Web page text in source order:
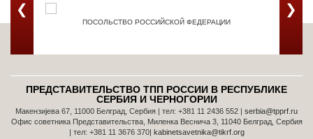
ПОСОЛЬСТВО РОССИЙСКОЙ ФЕДЕРАЦИИ
❮ ❯
ПРЕДСТАВИТЕЛЬСТВО ТПП РОССИИ В РЕСПУБЛИКЕ
СЕРБИЯ И ЧЕРНОГОРИИ
Макензијева 67, 11000 Белград, Сербия | тел: +381 11 2436 552 | serbia@tpprf.ru
Офис советника Представительства, Миленка Веснича 3, 11040 Белград, Сербия
| тел: +381 11 3676 370| kabinetsavetnika@tikrf.org